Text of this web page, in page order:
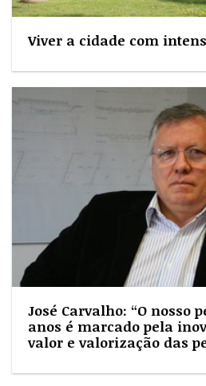
Viver a cidade com
José Carvalho: “O nosso
anos é marcado pela
valor e valorização das